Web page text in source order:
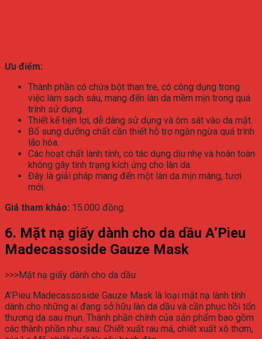
Ưu điểm:
Thành phần có chứa bột than tre, có công dụng trong
việc làm sạch sâu, mang đến làn da mềm mịn trong quá
trình sử dụng.
Thiết kế tiện lợi, dễ dàng sử dụng và ôm sát vào da mặt.
Bổ sung dưỡng chất cần thiết hỗ trợ ngăn ngừa quá trình
lão hóa.
Các hoạt chất lành tính, có tác dụng dịu nhẹ và hoàn toàn
không gây tình trạng kích ứng cho làn da.
Đây là giải pháp mang đến một làn da mịn màng, tươi
mới.
Giá tham khảo: 15.000 đồng.
6. Mặt nạ giấy dành cho da dầu A’Pieu
Madecassoside Gauze Mask
>>>Mặt nạ giấy dành cho da dầu
A’Pieu Madecassoside Gauze Mask là loại mặt nạ lành tính
dành cho những ai đang sở hữu làn da dầu và cần phục hồi tổn
thương da sau mụn. Thành phần chính của sản phẩm bao gồm
các thành phần như sau: Chiết xuất rau má, chiết xuất xô thơm,